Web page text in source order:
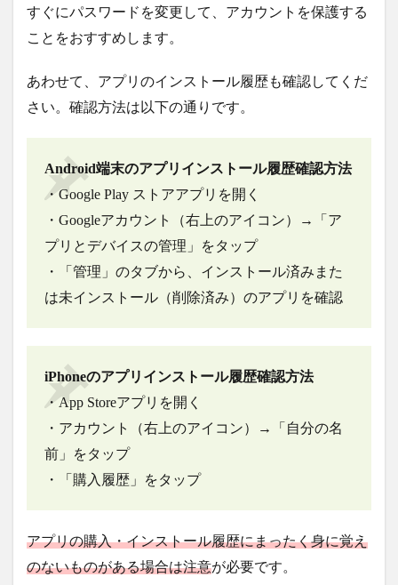
すぐにパスワードを変更して、アカウントを保護する
ことをおすすめします。
あわせて、アプリのインストール履歴も確認してくだ
さい。確認方法は以下の通りです。
Android端末のアプリインストール履歴確認方法
・Google Play ストアアプリを開く
・Googleアカウント（右上のアイコン）→「ア
プリとデバイスの管理」をタップ
・「管理」のタブから、インストール済みまた
は未インストール（削除済み）のアプリを確認
iPhoneのアプリインストール履歴確認方法
・App Storeアプリを開く
・アカウント（右上のアイコン）→「自分の名
前」をタップ
・「購入履歴」をタップ
アプリの購入・インストール履歴にまったく身に覚え
のないものがある場合は注意が必要です。